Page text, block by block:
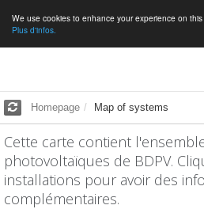
We use cookies to enhance your experience on
Plus d'infos.
Homepage Map of systems
Cette carte contient
photovoltaïques de BDPV.
installations pour avoir des
complémentaires.